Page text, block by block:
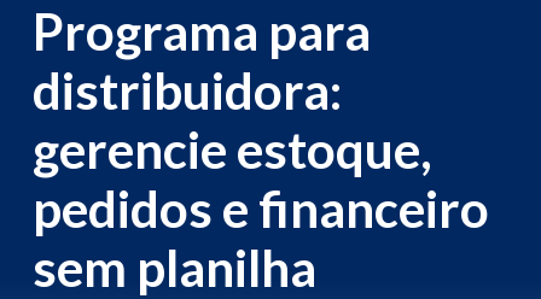
Programa para
distribuidora:
gerencie estoque,
pedidos e financeiro
sem planilha